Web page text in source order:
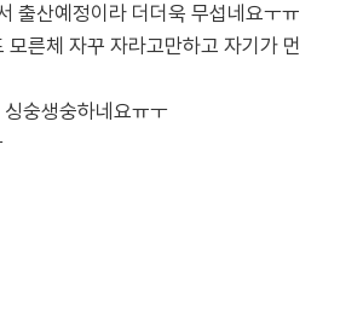
출산예정이라 더더욱 무섭네요ㅜㅠ
모른체 자꾸 자라고만하고 자기가 먼
숭생숭하네요ㅠㅜ